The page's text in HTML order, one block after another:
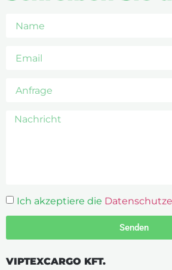
Ich akzeptiere die
Senden
VIPTEXCARGO KFT.